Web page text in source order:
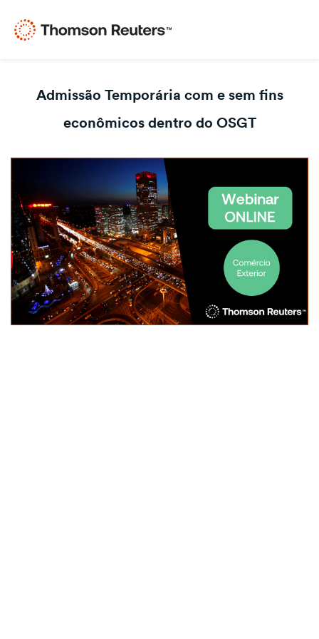
Admissão Temporária com e sem fins
econômicos dentro do OSGT